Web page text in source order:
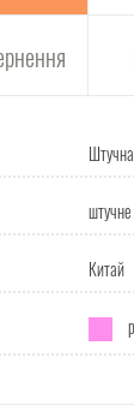
штучне
Китай